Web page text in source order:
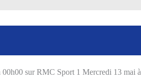
sur RMC Sport 1 Mercredi 13 mai à